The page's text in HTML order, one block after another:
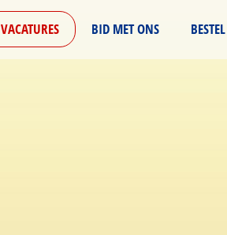
VACATURES BID MET ONS BESTEL